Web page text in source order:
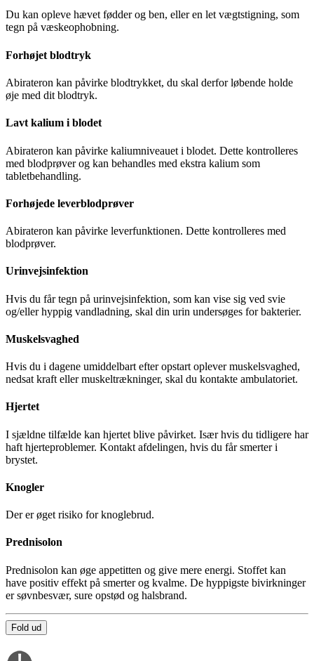
Du kan opleve hævet fødder og ben, eller en let vægtstigning, som
tegn på væskeophobning.
Forhøjet blodtryk
Abirateron kan påvirke blodtrykket, du skal derfor løbende holde
øje med dit blodtryk.
Lavt kalium i blodet
Abirateron kan påvirke kaliumniveauet i blodet. Dette kontrolleres
med blodprøver og kan behandles med ekstra kalium som
tabletbehandling.
Forhøjede leverblodprøver
Abirateron kan påvirke leverfunktionen. Dette kontrolleres med
blodprøver.
Urinvejsinfektion
Hvis du får tegn på urinvejsinfektion, som kan vise sig ved svie
og/eller hyppig vandladning, skal din urin undersøges for bakterier.
Muskelsvaghed
Hvis du i dagene umiddelbart efter opstart oplever muskelsvaghed,
nedsat kraft eller muskeltrækninger, skal du kontakte ambulatoriet.
Hjertet
I sjældne tilfælde kan hjertet blive påvirket. Især hvis du tidligere har
haft hjerteproblemer. Kontakt afdelingen, hvis du får smerter i
brystet.
Knogler
Der er øget risiko for knoglebrud.
Prednisolon
Prednisolon kan øge appetitten og give mere energi. Stoffet kan
have positiv effekt på smerter og kvalme. De hyppigste bivirkninger
er søvnbesvær, sure opstød og halsbrand.
Fold ud